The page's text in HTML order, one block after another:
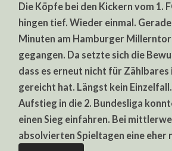
Die Köpfe bei den Kickern vom 1.
hingen tief. Wieder einmal.
Minuten am Hamburger Millerntor
gegangen. Da setzte sich die
dass es erneut nicht für Zählbares
gereicht hat. Längst kein
Aufstieg in die 2. Bundesliga
einen Sieg einfahren. Bei
absolvierten Spieltagen eine eher